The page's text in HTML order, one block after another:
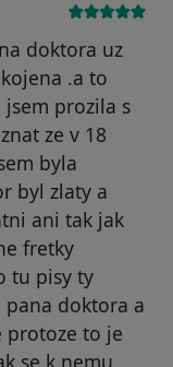
doktora uz
.a to
prozila s
ze v 18
byla
byl zlaty a
ani tak jak
fretky
tu pisy ty
pana doktora a
protoze to je
se k nemu